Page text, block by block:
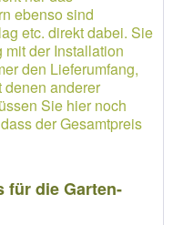
ebenso sind
etc. direkt dabei. Sie
der Installation
den Lieferumfang,
denen anderer
Sie hier noch
der Gesamtpreis
für die Garten-